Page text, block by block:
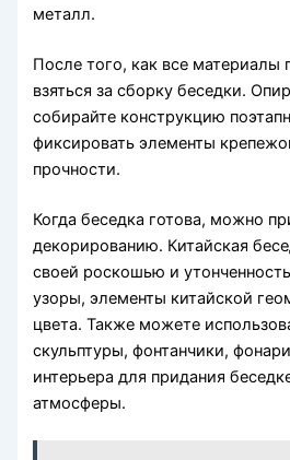
металл.
После того, как все материалы
взяться за сборку беседки.
собирайте конструкцию
фиксировать элементы
прочности.
Когда беседка готова, можно
декорированию. Китайская
своей роскошью и
узоры, элементы китайской
цвета. Также можете
скульптуры, фонтанчики,
интерьера для придания
атмосферы.